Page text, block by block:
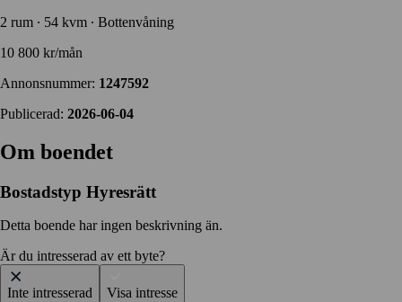
2 rum ∙ 54 kvm ∙ Bottenvåning
10 800 kr/mån
Annonsnummer: 1247592
Publicerad: 2026-06-04
Om boendet
Bostadstyp Hyresrätt
Detta boende har ingen beskrivning än.
Är du intresserad av ett byte?
Inte intresserad Visa intresse